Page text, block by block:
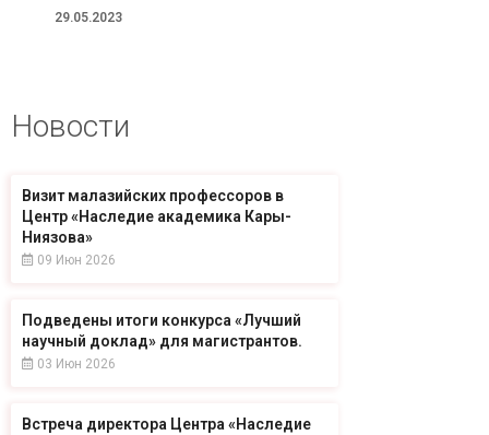
29.05.2023
Новости
Визит малазийских профессоров в
Центр «Наследие академика Кары-
Ниязова»
09 Июн 2026
Подведены итоги конкурса «Лучший
научный доклад» для магистрантов.
03 Июн 2026
Встреча директора Центра «Наследие